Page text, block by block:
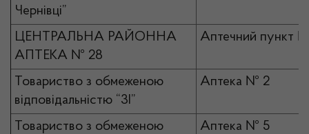
Чернівці”
ЦЕНТРАЛЬНА РАЙОННА
АПТЕКА № 28
Аптечний пункт
Товариство з обмеженою
відповідальністю “3І”
Аптека № 2
Товариство з обмеженою
Аптека № 5